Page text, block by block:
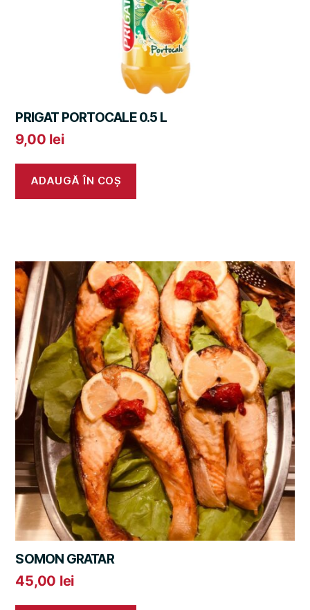
PRIGAT PORTOCALE 0.5 L
9,00 lei
ADAUGĂ ÎN COȘ
SOMON GRATAR
45,00 lei